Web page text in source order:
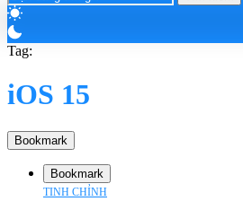
Tag:
iOS 15
Bookmark
Bookmark
TINH CHỈNH